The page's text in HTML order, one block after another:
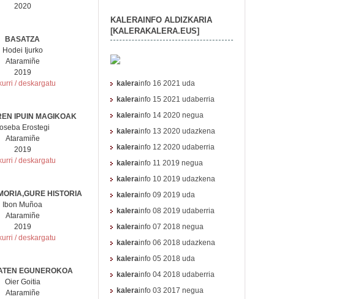
2020
BASATZA
Hodei Ijurko
Ataramiñe
2019
/ deskargatu
IPUIN MAGIKOAK
Erostegi
Ataramiñe
2019
/ deskargatu
HISTORIA
Ibon Muñoa
Ataramiñe
2019
/ deskargatu
EGUNEROKOA
Oier Goitia
Ataramiñe
KALERAINFO ALDIZKARIA
[KALERAKALERA.EUS]
kalerainfo 16 2021 uda
kalerainfo 15 2021 udaberria
kalerainfo 14 2020 negua
kalerainfo 13 2020 udazkena
kalerainfo 12 2020 udaberria
kalerainfo 11 2019 negua
kalerainfo 10 2019 udazkena
kalerainfo 09 2019 uda
kalerainfo 08 2019 udaberria
kalerainfo 07 2018 negua
kalerainfo 06 2018 udazkena
kalerainfo 05 2018 uda
kalerainfo 04 2018 udaberria
kalerainfo 03 2017 negua